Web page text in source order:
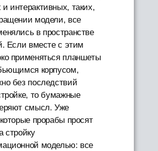
интерактивных, таких,
модели, все
в пространстве
Если вместе с этим
применяться планшеты
корпусом,
без последствий
то бумажные
смысл. Уже
прорабы просят
стройку
моделью: все